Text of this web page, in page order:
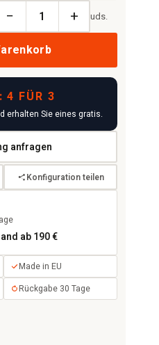
− + uds.
4 FÜR 3
erhalten Sie eines gratis.
anfragen
Konfiguration teilen
ab 190 €
Made in EU
Rückgabe 30 Tage